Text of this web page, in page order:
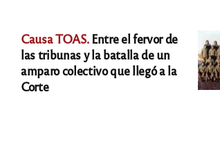
Causa TOAS.Entre el fervor de
las tribunas y la batalla de un
amparo colectivo que llegó a la
Corte